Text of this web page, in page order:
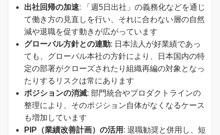
出社回帰の加速: 「週5日出社」の義務化などを通じ
て働き方の見直しを行い、それに合わない層の自然
減や退職を促す動きが広がっています
グローバル方針との連動: 日本法人が好業績であっ
ても、グローバル本社の方針により、日本国内の特
定の部署がクローズされたり組織再編の対象となっ
たりするリスクは常にあります
ポジションの消滅: 部門統合やプロダクトラインの
整理により、そのポジション自体がなくなるケース
も増加しています
PIP（業績改善計画）の活用 : 退職勧奨と併用し、短